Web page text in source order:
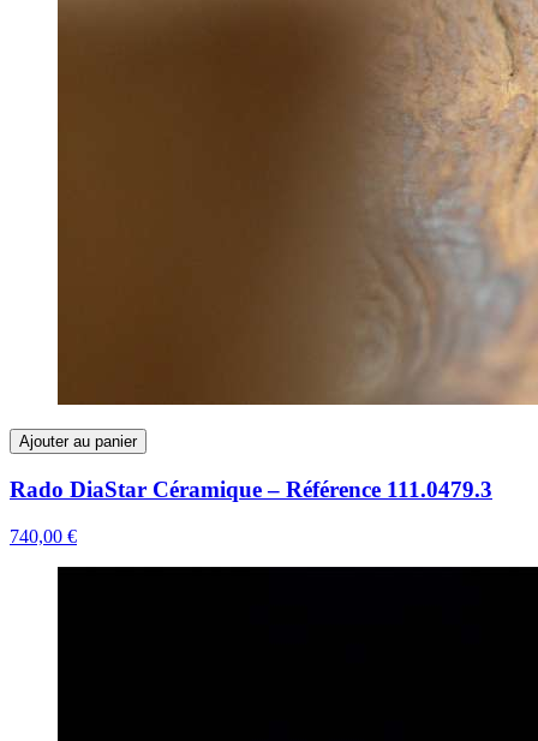
Ajouter au panier
Rado DiaStar Céramique – Référence 111.0479.3
740,00 €